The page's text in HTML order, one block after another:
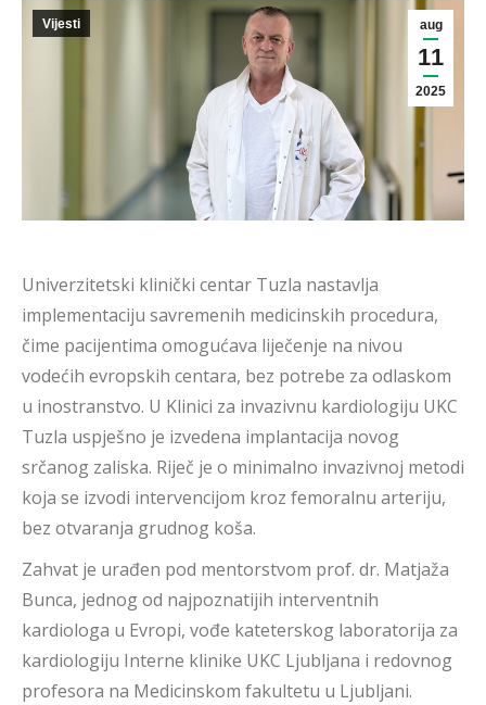
aug
11
2025
Vijesti
Univerzitetski klinički centar Tuzla nastavlja
implementaciju savremenih medicinskih procedura,
čime pacijentima omogućava liječenje na nivou
vodećih evropskih centara, bez potrebe za odlaskom
u inostranstvo. U Klinici za invazivnu kardiologiju UKC
Tuzla uspješno je izvedena implantacija novog
srčanog zaliska. Riječ je o minimalno invazivnoj metodi
koja se izvodi intervencijom kroz femoralnu arteriju,
bez otvaranja grudnog koša.
Zahvat je urađen pod mentorstvom prof. dr. Matjaža
Bunca, jednog od najpoznatijih interventnih
kardiologa u Evropi, vođe kateterskog laboratorija za
kardiologiju Interne klinike UKC Ljubljana i redovnog
profesora na Medicinskom fakultetu u Ljubljani.